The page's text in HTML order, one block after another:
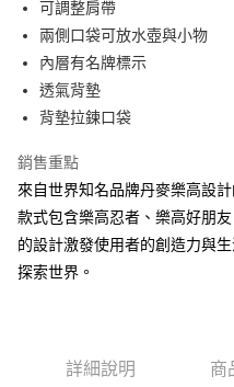
上海商業儲蓄銀行
國泰世華商業銀行
臺灣中小企業銀行
匯豐（台灣）商業銀行
聯邦商業銀行
元大商業銀行
台新國際商業銀行
台灣樂天信用卡公司
華南商業銀行
上海商業儲蓄銀行
國泰世華商業銀行
臺灣中小企業銀行
匯豐（台灣）商業銀行
元大商業銀行
玉山商業銀行
台灣樂天信用卡公司
Apple Pay
街口支付
悠遊付
Google Pay
【大哥付你分期使用說明】
1.本服務由台灣大哥大提供，台灣
4.訂單成立30分鐘內，如未前往確
AFTEE先享後付
便利好安心！
可調整肩帶
兩側口袋可放水壺與小物
內層有名牌標示
透氣背墊
背墊拉鍊口袋
銷售重點
來自世界知名品牌丹麥樂高設
款式包含樂高忍者、樂高好朋
的設計激發使用者的創造力與
探索世界。
詳細說明 商